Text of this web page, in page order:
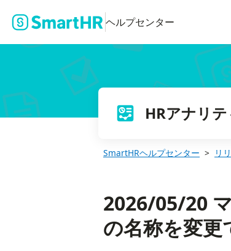
ヘルプセンター
HRアナリ
SmartHRヘルプセンター リ
2026/05/20
の名称を変